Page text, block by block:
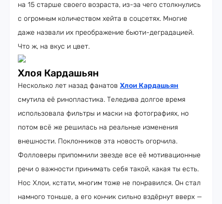
на 15 старше своего возраста, из-за чего столкнулись
с огромным количеством хейта в соцсетях. Многие
даже назвали их преображение бьюти-деградацией.
Что ж, на вкус и цвет.
Хлоя Кардашьян
Несколько лет назад фанатов Хлои Кардашьян
смутила её ринопластика. Теледива долгое время
использовала фильтры и маски на фотографиях, но
потом всё же решилась на реальные изменения
внешности. Поклонников эта новость огорчила.
Фолловеры припомнили звезде все её мотивационные
речи о важности принимать себя такой, какая ты есть.
Нос Хлои, кстати, многим тоже не понравился. Он стал
намного тоньше, а его кончик сильно вздёрнут вверх —